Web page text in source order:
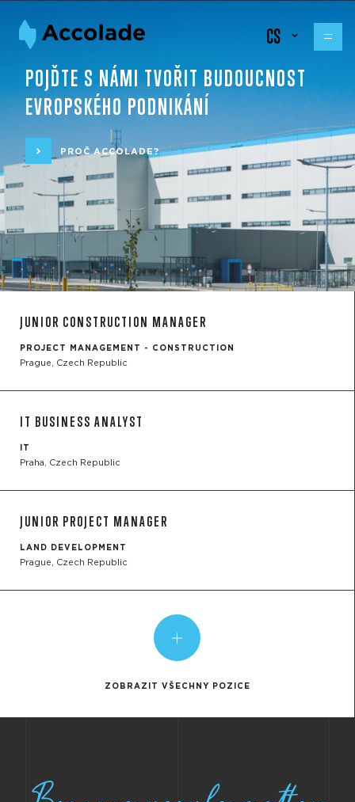
CS
POJĎTE S NÁMI TVOŘIT BUDOUCNOST
EVROPSKÉHO PODNIKÁNÍ
PROČ ACCOLADE?
JUNIOR CONSTRUCTION MANAGER
PROJECT MANAGEMENT - CONSTRUCTION
Prague, Czech Republic
IT BUSINESS ANALYST
IT
Praha, Czech Republic
JUNIOR PROJECT MANAGER
LAND DEVELOPMENT
Prague, Czech Republic
ZOBRAZIT VŠECHNY POZICE